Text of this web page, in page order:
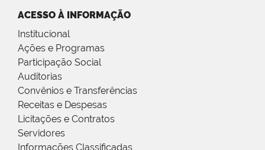
ACESSO À INFORMAÇÃO
Institucional
Ações e Programas
Participação Social
Auditorias
Convênios e Transferências
Receitas e Despesas
Licitações e Contratos
Servidores
Informações Classificadas